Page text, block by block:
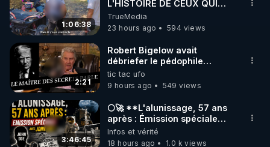
▶ 30 jours gratuit sur l’application de méditation et
de bien-être ENVOL :
Rendez-vous sur https://www.envol.app/code
le code : REGENERE
1:06:38
L'HISTOIRE DE CEUX QUI
SONT RESTÉS
TrueMedia
23 hours ago
594 views
2:21
Robert Bigelow avait
débriefer le pédophile
génocidaire de donald j
trump
tic tac ufo
9 hours ago
549 views
3:46:45
🌕🚀 **L'alunissage, 57 ans
après : Émission spéciale
avec John Doe !** 👨 🚀✨
Infos et vérité
18 hours ago
1.0 k views